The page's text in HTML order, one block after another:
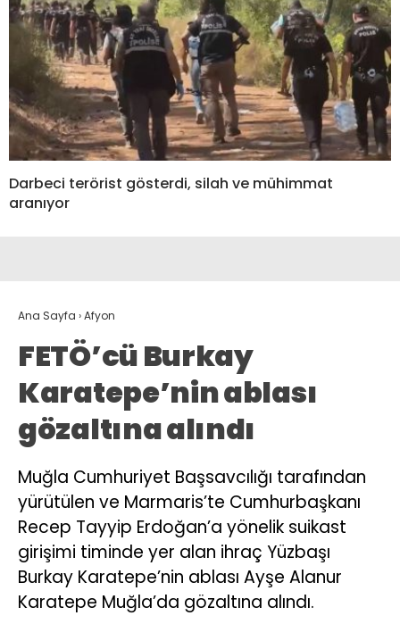
Darbeci terörist gösterdi, silah ve mühimmat
aranıyor
Ana Sayfa ›Afyon
FETÖ’cü Burkay
Karatepe’nin ablası
gözaltına alındı
Muğla Cumhuriyet Başsavcılığı tarafından
yürütülen ve Marmaris’te Cumhurbaşkanı
Recep Tayyip Erdoğan’a yönelik suikast
girişimi timinde yer alan ihraç Yüzbaşı
Burkay Karatepe’nin ablası Ayşe Alanur
Karatepe Muğla’da gözaltına alındı.